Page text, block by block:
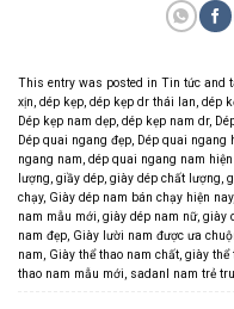
This entry was posted in Tin tức and
xịn, dép kẹp, dép kẹp dr thái lan, dép
Dép kẹp nam dẹp, dép kẹp nam dr,
Dép quai ngang đẹp, Dép quai ngang
ngang nam, dép quai ngang nam
lượng, giầy dép, giày dép chất lượng,
chạy, Giày dép nam bán chạy hiện nay,
nam mẫu mới, giày dép nam nữ, giày
nam đẹp, Giày lười nam được ưa
nam, Giày thể thao nam chất, giày thể
thao nam mẫu mới, sadanl nam trẻ